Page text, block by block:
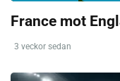
France mot
3 veckor sedan